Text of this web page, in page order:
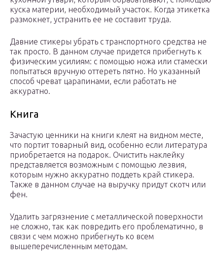
куска материи, необходимый участок. Когда этикетка
размокнет, устранить ее не составит труда.
Давние стикеры убрать с транспортного средства не
так просто. В данном случае придется прибегнуть к
физическим усилиям: с помощью ножа или стамески
попытаться вручную оттереть пятно. Но указанный
способ чреват царапинами, если работать не
аккуратно.
Книга
Зачастую ценники на книги клеят на видном месте,
что портит товарный вид, особенно если литература
приобретается на подарок. Очистить наклейку
представляется возможным с помощью лезвия,
которым нужно аккуратно поддеть край стикера.
Также в данном случае на выручку придут скотч или
фен.
Удалить загрязнение с металлической поверхности
не сложно, так как повредить его проблематично, в
связи с чем можно прибегнуть ко всем
вышеперечисленным методам.